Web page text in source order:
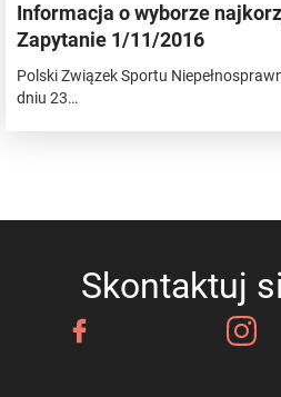
Informacja o wyborze
Zapytanie 1/11/2016
Polski Związek Sportu
dniu 23…
Skontaktuj